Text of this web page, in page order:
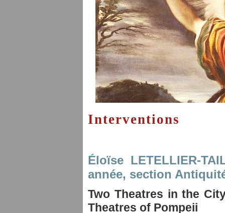
Interventions
Éloïse LETELLIER-
année, section
Two Theatres in the
Theatres of Pompeii